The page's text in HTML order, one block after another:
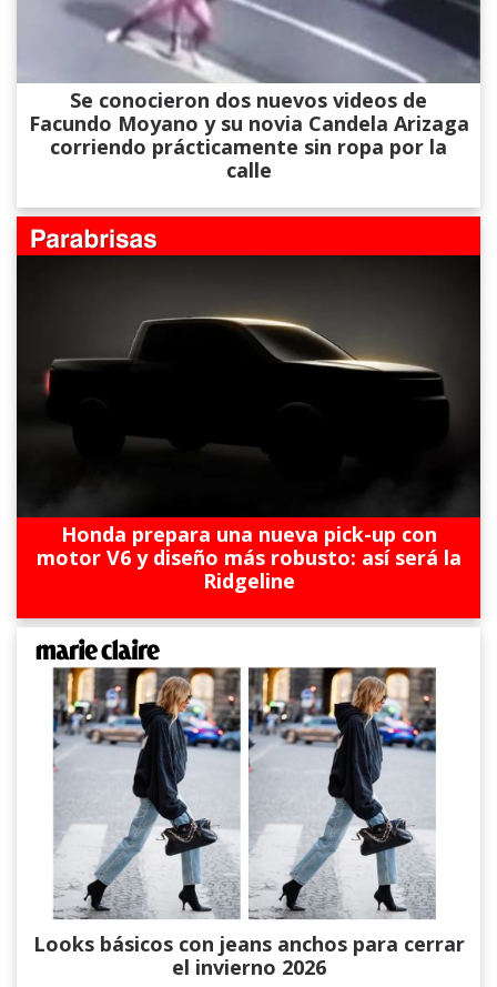
Se conocieron dos nuevos videos de
Facundo Moyano y su novia Candela Arizaga
corriendo prácticamente sin ropa por la
calle
Honda prepara una nueva pick-up con
motor V6 y diseño más robusto: así será la
Ridgeline
Looks básicos con jeans anchos para cerrar
el invierno 2026